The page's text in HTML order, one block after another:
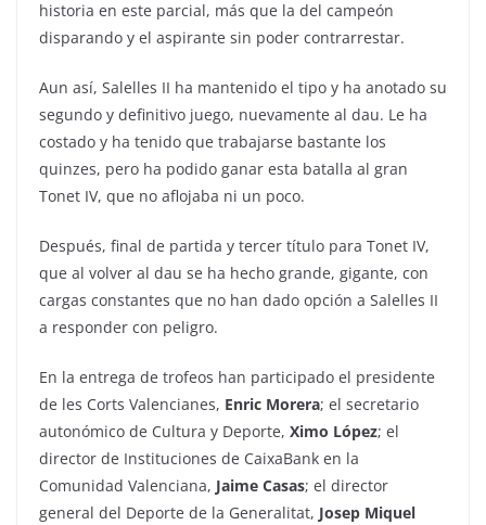
historia en este parcial, más que la del campeón
disparando y el aspirante sin poder contrarrestar.
Aun así, Salelles II ha mantenido el tipo y ha anotado su
segundo y definitivo juego, nuevamente al dau. Le ha
costado y ha tenido que trabajarse bastante los
quinzes, pero ha podido ganar esta batalla al gran
Tonet IV, que no aflojaba ni un poco.
Después, final de partida y tercer título para Tonet IV,
que al volver al dau se ha hecho grande, gigante, con
cargas constantes que no han dado opción a Salelles II
a responder con peligro.
En la entrega de trofeos han participado el presidente
de les Corts Valencianes, Enric Morera; el secretario
autonómico de Cultura y Deporte, Ximo López; el
director de Instituciones de CaixaBank en la
Comunidad Valenciana, Jaime Casas; el director
general del Deporte de la Generalitat, Josep Miquel